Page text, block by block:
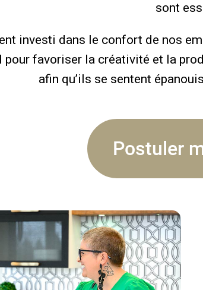
sont
investi dans le confort de nos
pour favoriser la créativité et la
afin qu’ils se sentent
Postuler